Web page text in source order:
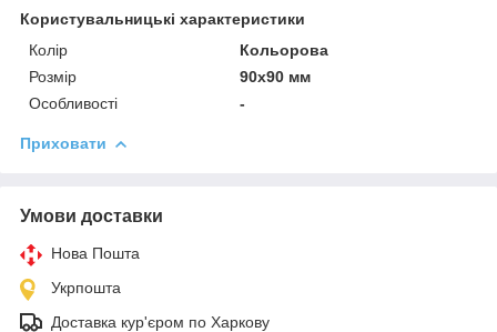
Користувальницькі характеристики
Колір
Кольорова
Розмір
90х90 мм
Особливості
-
Приховати
Умови доставки
Нова Пошта
Укрпошта
Доставка кур'єром по Харкову